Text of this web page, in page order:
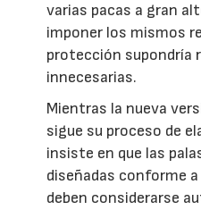
varias pacas a gran
imponer los mismos
protección supondría
innecesarias.
Mientras la nueva
sigue su proceso de
insiste en que las
diseñadas conforme
deben considerarse